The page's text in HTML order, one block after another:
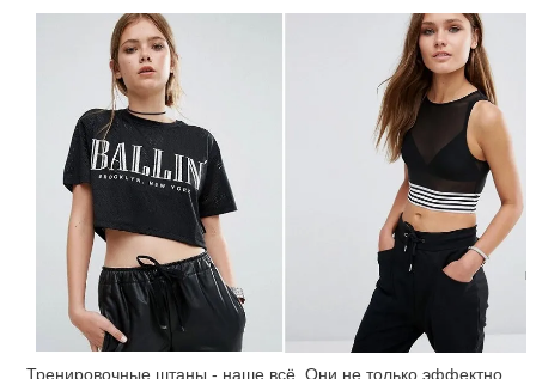
Тренировочные штаны - наше всё. Они не только эффектно